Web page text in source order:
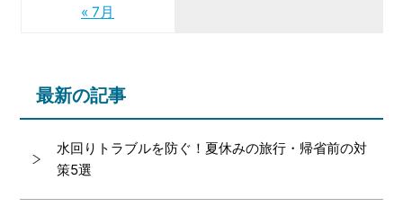
« 7月
最新の記事
水回りトラブルを防ぐ！夏休みの旅行・帰省前の対
策5選